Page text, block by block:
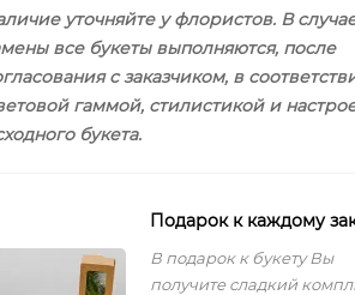
уточняйте у флористов. В
все букеты выполняются, после
с заказчиком, в
гаммой, стилистикой и
букета.
Подарок к каждому
В подарок к букету Вы
получите сладкий